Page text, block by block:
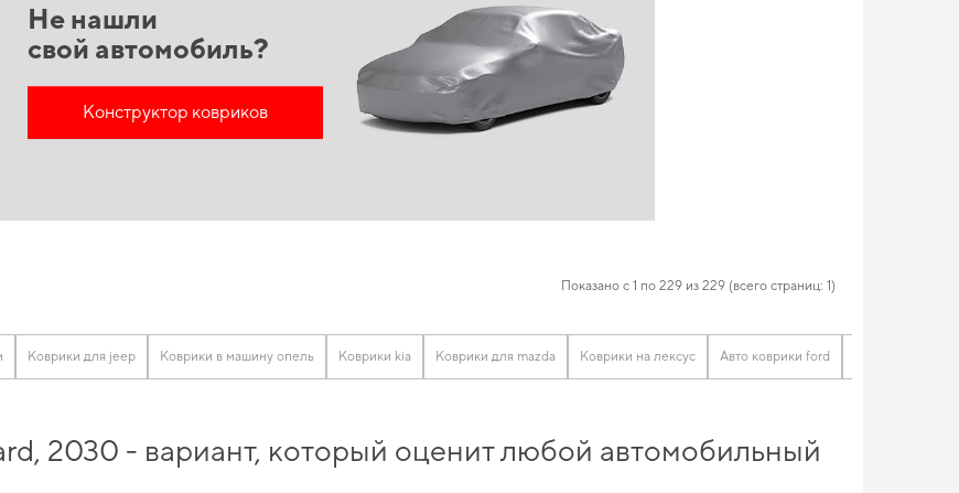
Не нашли
свой автомобиль?
Конструктор ковриков
Показано с 1 по 229 из 229 (всего страниц: 1)
Коврики для jeep Коврики в машину опель Коврики kia Коврики для mazda Коврики на лексус Авто коврики ford
2030 - вариант, который оценит любой автомобильный